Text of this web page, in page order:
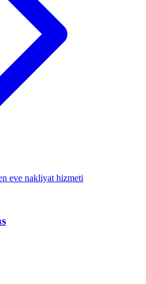
eve nakliyat hizmeti